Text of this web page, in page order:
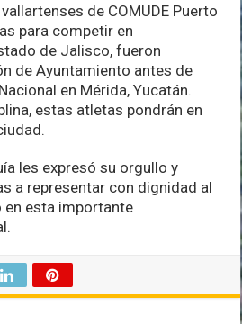
vallartenses
representarán
a
Jalisco
en
Olimpiada
Nacional
de COMUDE Puerto
para competir en
de Jalisco, fueron
de Ayuntamiento antes de
en Mérida, Yucatán.
estas atletas pondrán en
les expresó su orgullo y
a representar con dignidad al
en esta importante